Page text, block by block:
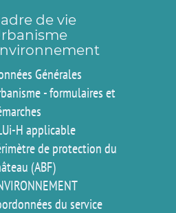
de vie
Générales
- formulaires et
H applicable
de protection du
(ABF)
du service